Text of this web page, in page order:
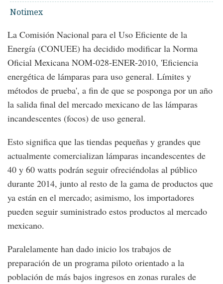
Notimex
La Comisión Nacional para el Uso Eficiente de la
Energía (CONUEE) ha decidido modificar la Norma
Oficial Mexicana NOM-028-ENER-2010, 'Eficiencia
energética de lámparas para uso general. Límites y
métodos de prueba', a fin de que se posponga por un año
la salida final del mercado mexicano de las lámparas
incandescentes (focos) de uso general.
Esto significa que las tiendas pequeñas y grandes que
actualmente comercializan lámparas incandescentes de
40 y 60 watts podrán seguir ofreciéndolas al público
durante 2014, junto al resto de la gama de productos que
ya están en el mercado; asimismo, los importadores
pueden seguir suministrado estos productos al mercado
mexicano.
Paralelamente han dado inicio los trabajos de
preparación de un programa piloto orientado a la
población de más bajos ingresos en zonas rurales de